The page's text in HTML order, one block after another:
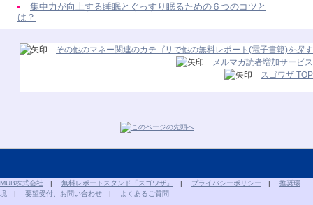
集中力が向上する睡眠とぐっすり眠るための６つのコツと
は？
その他のマネー関連のカテゴリで他の無料レポート(電子書籍)を探す
メルマガ読者増加サービス
スゴワザ TOP
MUB株式会社 | 無料レポートスタンド「スゴワザ」 | プライバシーポリシー | 推奨環
境 | 要望受付、お問い合わせ | よくあるご質問